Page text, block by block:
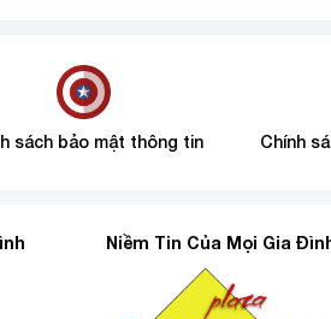
sách bảo mật thông tin Chính
Niềm Tin Của Mọi Gia